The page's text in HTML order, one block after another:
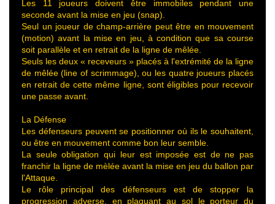
Les 11 joueurs doivent être immobiles pendant une
seconde avant la mise en jeu (snap).
Seul un joueur de champ-arrière peut être en mouvement
(motion) avant la mise en jeu, à condition que sa course
soit parallèle et en retrait de la ligne de mêlée.
Seuls les deux « receveurs » placés à l'extrémité de la ligne
de mêlée (line of scrimmage), ou les quatre joueurs placés
en retrait de cette même ligne, sont éligibles pour recevoir
une passe avant.
La Défense
Les défenseurs peuvent se positionner où ils le souhaitent,
ou être en mouvement comme bon leur semble.
La seule obligation qui leur est imposée est de ne pas
franchir la ligne de mèlée avant la mise en jeu du ballon par
l'Attaque.
Le rôle principal des défenseurs est de stopper la
progression adverse, en plaquant au sol le porteur du